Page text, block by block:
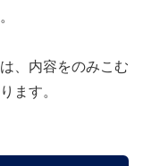
は、内容をのみこむ
ます。